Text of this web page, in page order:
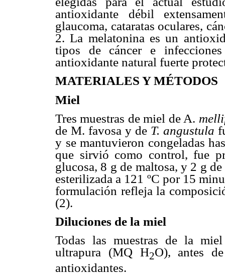
antioxidante débil
glaucoma, cataratas oculares,
2. La melatonina es un
tipos de cáncer e
antioxidante natural fuerte
MATERIALES Y MÉTODOS
Miel
Tres muestras de miel de A.
de M. favosa y de T. angustula
y se mantuvieron congeladas
que sirvió como control, fue
glucosa, 8 g de maltosa, y 2 g
esterilizada a 121 ºC por 15
formulación refleja la
(2).
Diluciones de la miel
Todas las muestras de la
ultrapura (MQ H2O), antes
antioxidantes.